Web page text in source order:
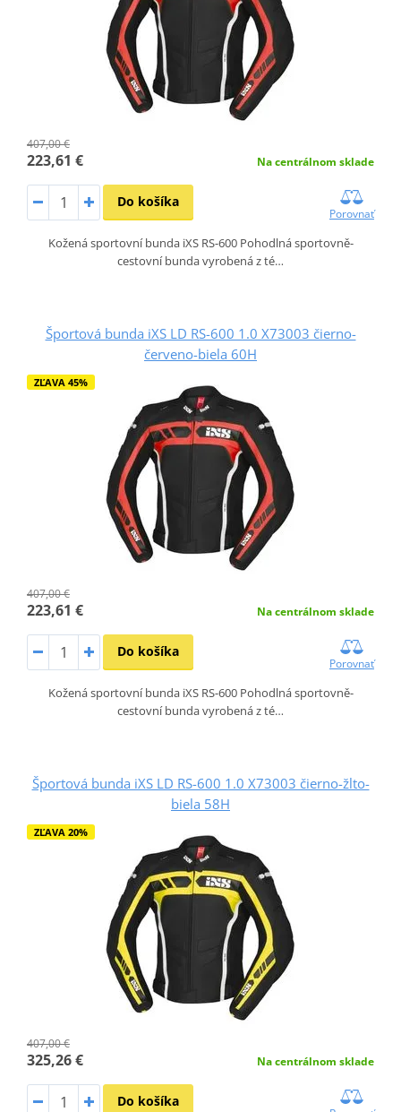
407,00 €
223,61 € Na centrálnom sklade
Do košíka
Porovnať
Kožená sportovní bunda iXS RS-600 Pohodlná sportovně-
cestovní bunda vyrobená z té…
Športová bunda iXS LD RS-600 1.0 X73003 čierno-
červeno-biela 60H
ZĽAVA 45%
407,00 €
223,61 € Na centrálnom sklade
Do košíka
Porovnať
Kožená sportovní bunda iXS RS-600 Pohodlná sportovně-
cestovní bunda vyrobená z té…
Športová bunda iXS LD RS-600 1.0 X73003 čierno-žlto-
biela 58H
ZĽAVA 20%
407,00 €
325,26 € Na centrálnom sklade
Do košíka